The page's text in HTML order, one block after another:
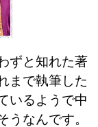
ずと知れた著
まで執筆した
いるようで中
うなんです。